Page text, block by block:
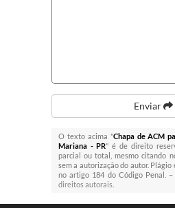
Enviar
O texto acima "Chapa de ACM
Mariana - PR" é de direito
parcial ou total, mesmo citando
sem a autorização do autor.
no artigo 184 do Código Penal. –
direitos autorais.